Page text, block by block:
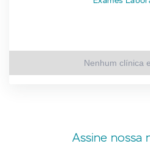
Nenhum clínica
Assine nossa